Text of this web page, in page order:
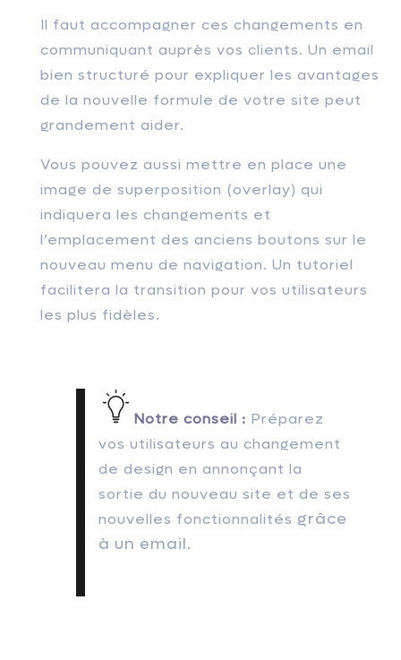
Il faut accompagner ces changements en
communiquant auprès vos clients. Un email
bien structuré pour expliquer les avantages
de la nouvelle formule de votre site peut
grandement aider.
Vous pouvez aussi mettre en place une
image de superposition (overlay) qui
indiquera les changements et
l’emplacement des anciens boutons sur le
nouveau menu de navigation. Un tutoriel
facilitera la transition pour vos utilisateurs
les plus fidèles.
Notre conseil : Préparez
vos utilisateurs au changement
de design en annonçant la
sortie du nouveau site et de ses
nouvelles fonctionnalités grâce
à un email.